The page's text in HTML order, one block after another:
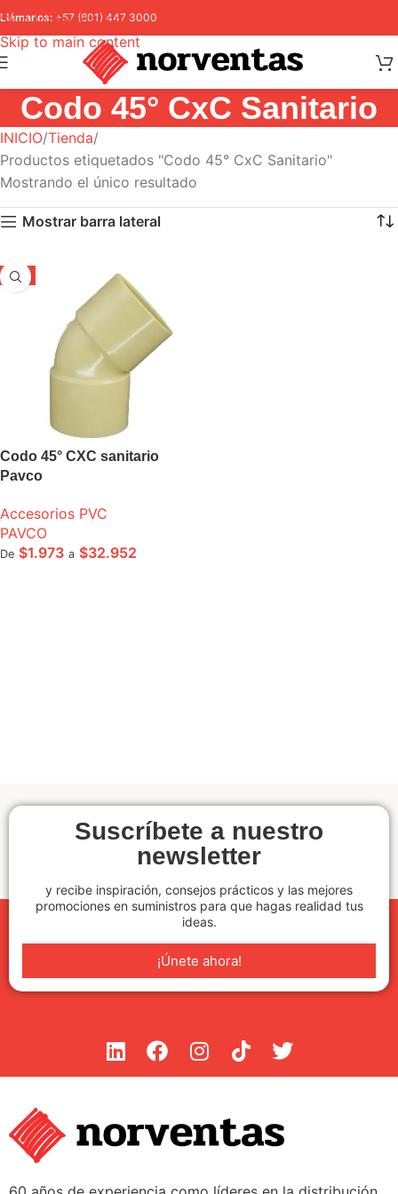
Skip to navigation
Skip to main content
Llámanos: +57 (601) 447 3000
Codo 45° CxC Sanitario
INICIO Tienda
Productos etiquetados "Codo 45° CxC Sanitario"
Mostrando el único resultado
Mostrar barra lateral
-5%
Codo 45° CXC sanitario
Pavco
Accesorios PVC
PAVCO
De $1.973 a $32.952
Suscríbete a nuestro
newsletter
y recibe inspiración, consejos prácticos y las mejores
promociones en suministros para que hagas realidad tus
ideas.
¡Únete ahora!